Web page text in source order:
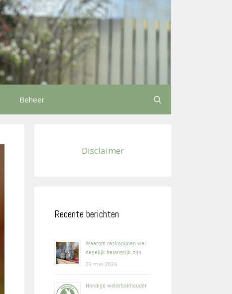
Beheer
Disclaimer
Recente berichten
Waarom raskonijnen wel
degelijk belangrijk zijn
29 mei 2026
Handige waterbakhouder